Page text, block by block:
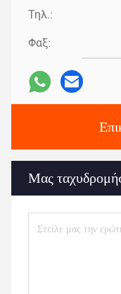
Τηλ.:
Φαξ:
Μας